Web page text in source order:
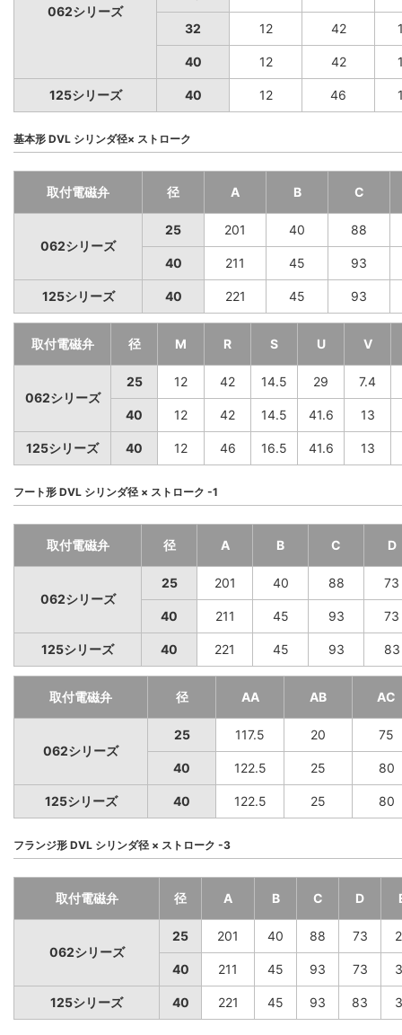
062シリーズ
32 12 42
40 12 42
125シリーズ 40 12 46
基本形 DVL シリンダ径× ストローク
取付電磁弁 径 A B C
062シリーズ
25 201 40 88
40 211 45 93
125シリーズ 40 221 45 93
取付電磁弁 径 M R S U V
062シリーズ
25 12 42 14.5 29 7.4
40 12 42 14.5 41.6 13
125シリーズ 40 12 46 16.5 41.6 13
フート形 DVL シリンダ径 × ストローク -1
取付電磁弁 径 A B C D
062シリーズ
25 201 40 88 73
40 211 45 93 73
125シリーズ 40 221 45 93 83
取付電磁弁 径 AA AB AC
062シリーズ
25 117.5 20 75
40 122.5 25 80
125シリーズ 40 122.5 25 80
フランジ形 DVL シリンダ径 × ストローク -3
取付電磁弁 径 A B C D
062シリーズ
25 201 40 88 73
40 211 45 93 73
125シリーズ 40 221 45 93 83